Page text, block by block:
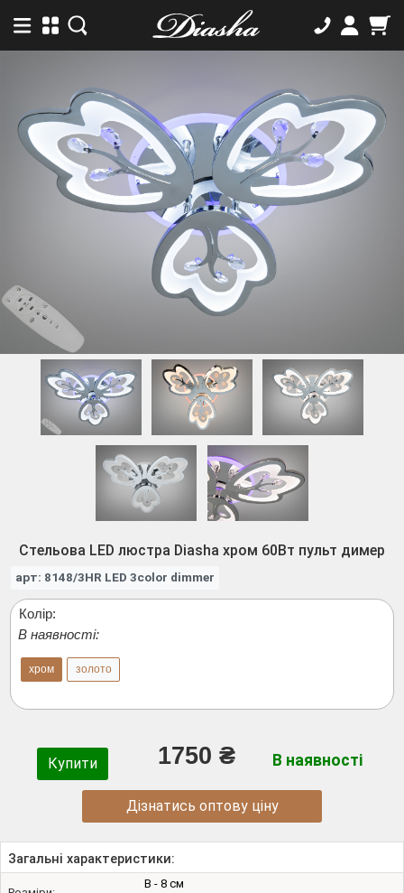
Стельова LED люстра Diasha хром 60Вт пульт димер
арт: 8148/3HR LED 3color dimmer
Колір:
В наявності:
хром золото
Купити 1750 ₴ В наявності
Дізнатись оптову ціну
Загальні характеристики:
В - 8 см